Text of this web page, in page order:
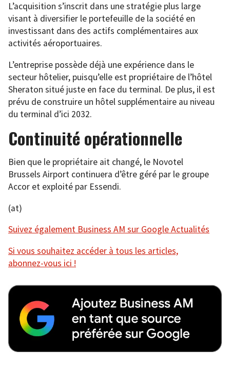
L’acquisition s’inscrit dans une stratégie plus large
visant à diversifier le portefeuille de la société en
investissant dans des actifs complémentaires aux
activités aéroportuaires.
L’entreprise possède déjà une expérience dans le
secteur hôtelier, puisqu’elle est propriétaire de l’hôtel
Sheraton situé juste en face du terminal. De plus, il est
prévu de construire un hôtel supplémentaire au niveau
du terminal d’ici 2032.
Continuité opérationnelle
Bien que le propriétaire ait changé, le Novotel
Brussels Airport continuera d’être géré par le groupe
Accor et exploité par Essendi.
(at)
Suivez également Business AM sur Google Actualités
Si vous souhaitez accéder à tous les articles,
abonnez-vous ici !